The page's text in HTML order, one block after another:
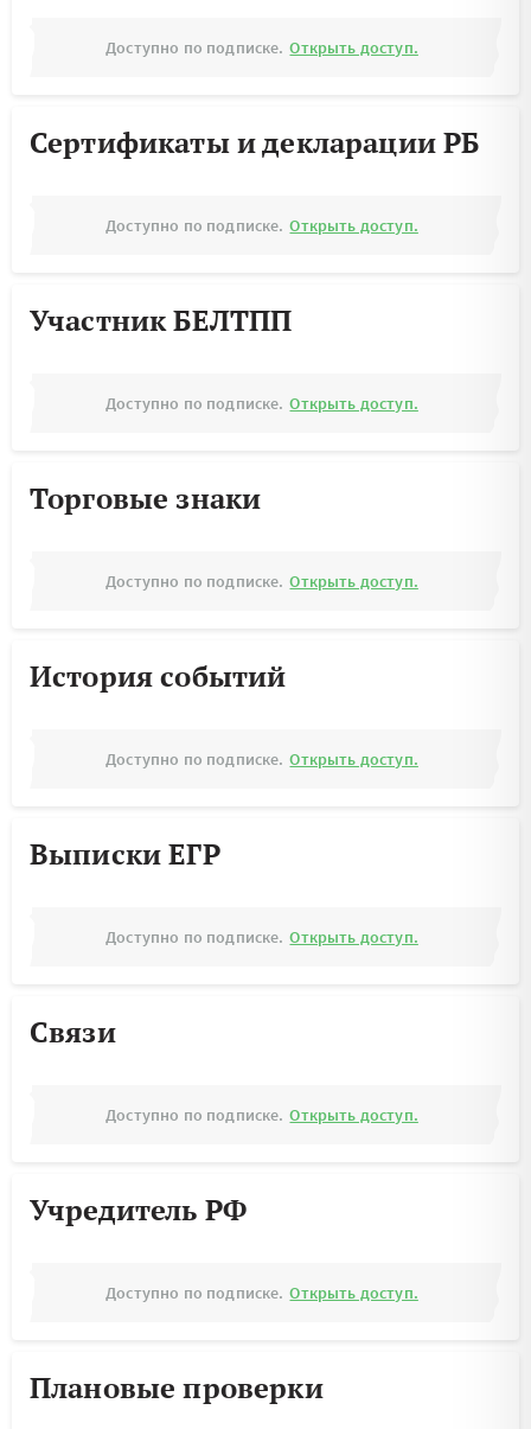
Доступно по подписке. Открыть доступ.
Сертификаты и декларации РБ
Доступно по подписке. Открыть доступ.
Участник БЕЛТПП
Доступно по подписке. Открыть доступ.
Торговые знаки
Доступно по подписке. Открыть доступ.
История событий
Доступно по подписке. Открыть доступ.
Выписки ЕГР
Доступно по подписке. Открыть доступ.
Связи
Доступно по подписке. Открыть доступ.
Учредитель РФ
Доступно по подписке. Открыть доступ.
Плановые проверки